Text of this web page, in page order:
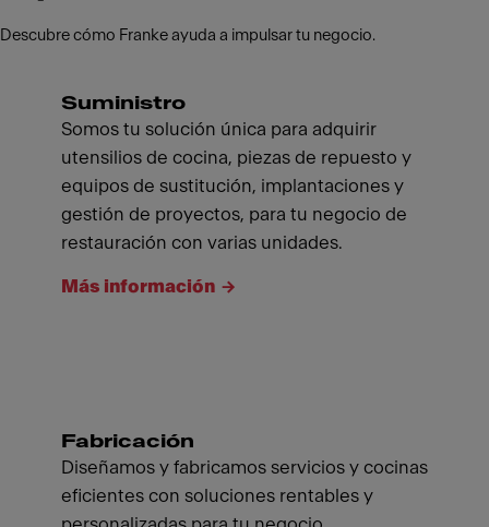
Descubre cómo Franke ayuda a impulsar tu negocio.
Suministro
Somos tu solución única para adquirir
utensilios de cocina, piezas de repuesto y
equipos de sustitución, implantaciones y
gestión de proyectos, para tu negocio de
restauración con varias unidades.
Más información
Fabricación
Diseñamos y fabricamos servicios y cocinas
eficientes con soluciones rentables y